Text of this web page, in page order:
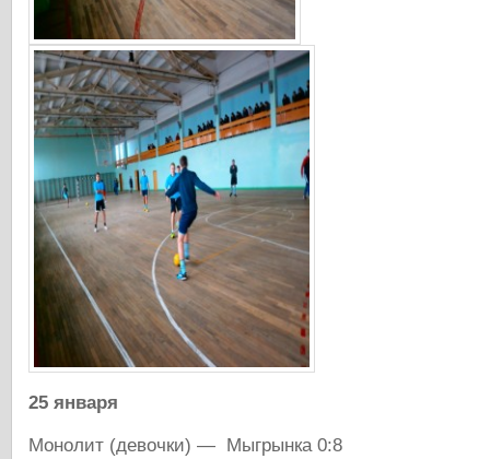
25 января
Монолит (девочки) — Мыгрынка 0:8